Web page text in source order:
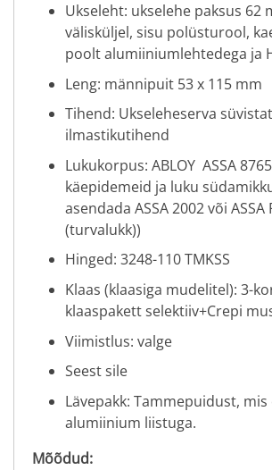
Ukseleht: ukselehe paksus 62
välisküljel, sisu polüsturool,
poolt alumiiniumlehtedega ja
Leng: männipuit 53 x 115 mm
Tihend: Ukseleheserva
ilmastikutihend
Lukukorpus: ABLOY ASSA
käepidemeid ja luku
asendada ASSA 2002 või ASSA
(turvalukk))
Hinged: 3248-110 TMKSS
Klaas (klaasiga mudelitel): 3-
klaaspakett selektiiv+Crepi
Viimistlus: valge
Seest sile
Lävepakk: Tammepuidust,
alumiinium liistuga.
Mõõdud: